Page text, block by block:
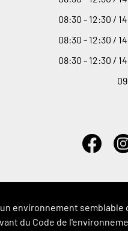
08:30 - 12:30 / 14
08:30 - 12:30 / 14
08:30 - 12:30 / 14
09
environnement semblable
du Code de